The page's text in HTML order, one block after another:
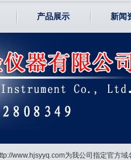
产品展示 新闻
www.hjsyyq.com为我公司指定官方